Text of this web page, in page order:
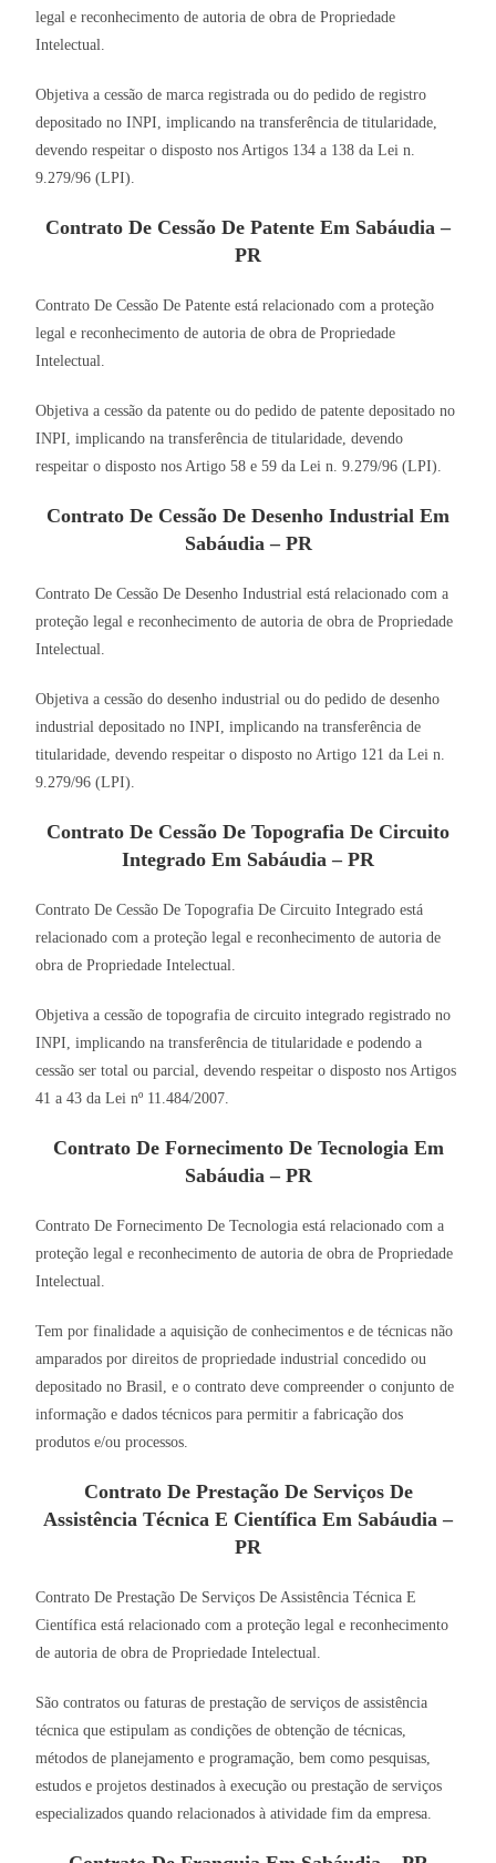
legal e reconhecimento de autoria de obra de Propriedade
Intelectual.
Objetiva a cessão de marca registrada ou do pedido de registro
depositado no INPI, implicando na transferência de titularidade,
devendo respeitar o disposto nos Artigos 134 a 138 da Lei n.
9.279/96 (LPI).
Contrato De Cessão De Patente Em Sabáudia –
PR
Contrato De Cessão De Patente está relacionado com a proteção
legal e reconhecimento de autoria de obra de Propriedade
Intelectual.
Objetiva a cessão da patente ou do pedido de patente depositado no
INPI, implicando na transferência de titularidade, devendo
respeitar o disposto nos Artigo 58 e 59 da Lei n. 9.279/96 (LPI).
Contrato De Cessão De Desenho Industrial Em
Sabáudia – PR
Contrato De Cessão De Desenho Industrial está relacionado com a
proteção legal e reconhecimento de autoria de obra de Propriedade
Intelectual.
Objetiva a cessão do desenho industrial ou do pedido de desenho
industrial depositado no INPI, implicando na transferência de
titularidade, devendo respeitar o disposto no Artigo 121 da Lei n.
9.279/96 (LPI).
Contrato De Cessão De Topografia De Circuito
Integrado Em Sabáudia – PR
Contrato De Cessão De Topografia De Circuito Integrado está
relacionado com a proteção legal e reconhecimento de autoria de
obra de Propriedade Intelectual.
Objetiva a cessão de topografia de circuito integrado registrado no
INPI, implicando na transferência de titularidade e podendo a
cessão ser total ou parcial, devendo respeitar o disposto nos Artigos
41 a 43 da Lei nº 11.484/2007.
Contrato De Fornecimento De Tecnologia Em
Sabáudia – PR
Contrato De Fornecimento De Tecnologia está relacionado com a
proteção legal e reconhecimento de autoria de obra de Propriedade
Intelectual.
Tem por finalidade a aquisição de conhecimentos e de técnicas não
amparados por direitos de propriedade industrial concedido ou
depositado no Brasil, e o contrato deve compreender o conjunto de
informação e dados técnicos para permitir a fabricação dos
produtos e/ou processos.
Contrato De Prestação De Serviços De
Assistência Técnica E Científica Em Sabáudia –
PR
Contrato De Prestação De Serviços De Assistência Técnica E
Científica está relacionado com a proteção legal e reconhecimento
de autoria de obra de Propriedade Intelectual.
São contratos ou faturas de prestação de serviços de assistência
técnica que estipulam as condições de obtenção de técnicas,
métodos de planejamento e programação, bem como pesquisas,
estudos e projetos destinados à execução ou prestação de serviços
especializados quando relacionados à atividade fim da empresa.